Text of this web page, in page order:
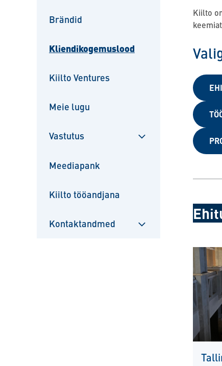
Brändid
Kliendikogemuslood
Kiilto Ventures
Meie lugu
Vastutus
Meediapank
Kiilto tööandjana
Kontaktandmed
Kiilto